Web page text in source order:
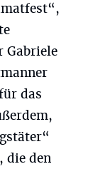
Gabriele
das
die den